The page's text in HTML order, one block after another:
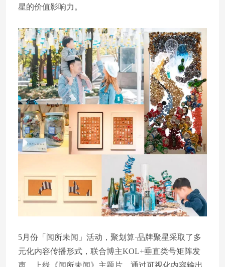
星的价值影响力。
5月份「闻所未闻」活动，聚划算·品牌聚星采取了多
元化内容传播形式，联合博主KOL+垂直类号矩阵发
声，上线《闻所未闻》主题片，通过可视化内容输出